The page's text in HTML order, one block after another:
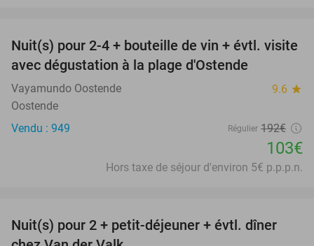
46%
Nuit(s) pour 2-4 + bouteille de vin + évtl. visite
avec dégustation à la plage d'Ostende
Vayamundo Oostende 9.6 star
Oostende
Vendu : 949
Régulier 192€
103€
Hors taxe de séjour d'environ 5€ p.p.p.n.
51%
Nuit(s) pour 2 + petit-déjeuner + évtl. dîner